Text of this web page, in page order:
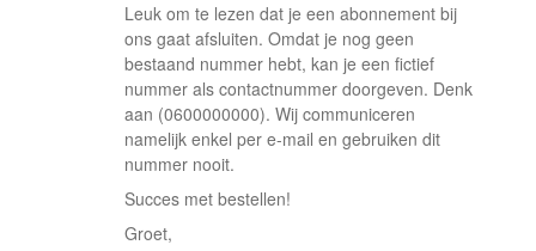
Leuk om te lezen dat je een abonnement bij
ons gaat afsluiten. Omdat je nog geen
bestaand nummer hebt, kan je een fictief
nummer als contactnummer doorgeven. Denk
aan (0600000000). Wij communiceren
namelijk enkel per e-mail en gebruiken dit
nummer nooit.
Succes met bestellen!
Groet,